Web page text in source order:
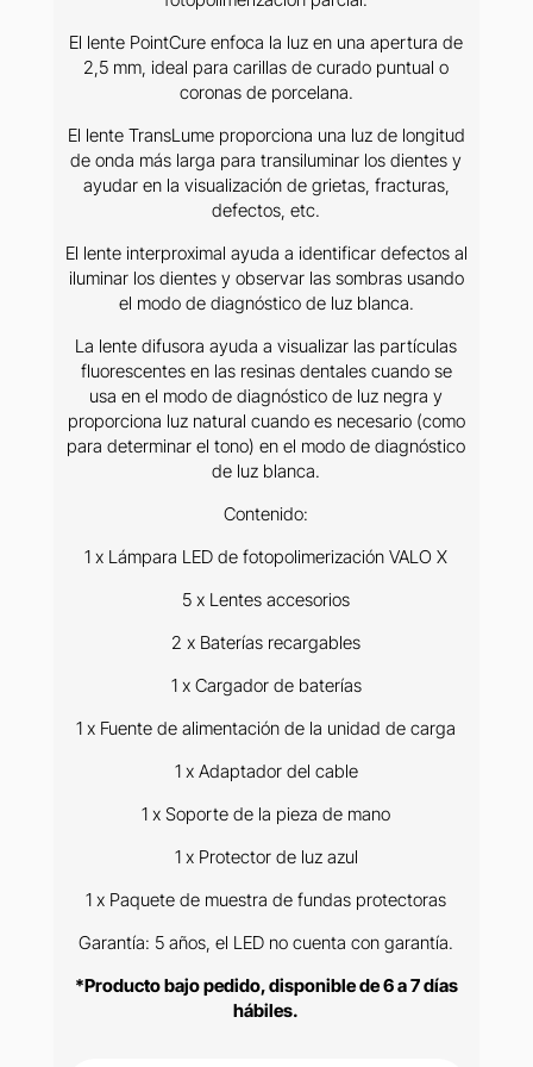
El lente PointCure enfoca la luz en una apertura de
2,5 mm, ideal para carillas de curado puntual o
coronas de porcelana.
El lente TransLume proporciona una luz de longitud
de onda más larga para transiluminar los dientes y
ayudar en la visualización de grietas, fracturas,
defectos, etc.
El lente interproximal ayuda a identificar defectos al
iluminar los dientes y observar las sombras usando
el modo de diagnóstico de luz blanca.
La lente difusora ayuda a visualizar las partículas
fluorescentes en las resinas dentales cuando se
usa en el modo de diagnóstico de luz negra y
proporciona luz natural cuando es necesario (como
para determinar el tono) en el modo de diagnóstico
de luz blanca.
Contenido:
1 x Lámpara LED de fotopolimerización VALO X
5 x Lentes accesorios
2 x Baterías recargables
1 x Cargador de baterías
1 x Fuente de alimentación de la unidad de carga
1 x Adaptador del cable
1 x Soporte de la pieza de mano
1 x Protector de luz azul
1 x Paquete de muestra de fundas protectoras
Garantía: 5 años, el LED no cuenta con garantía.
*Producto bajo pedido, disponible de 6 a 7 días
hábiles.